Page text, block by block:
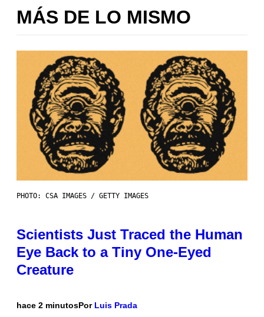
MÁS DE LO MISMO
PHOTO: CSA IMAGES / GETTY IMAGES
Scientists Just Traced the Human
Eye Back to a Tiny One-Eyed
Creature
hace 2 minutosPor Luis Prada